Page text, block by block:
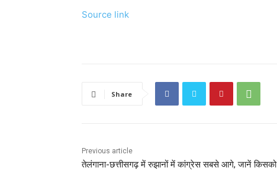
Source link
Share
Previous article
तेलंगाना-छत्तीसगढ़ में रुझानों में कांग्रेस सबसे आगे, जानें किसको